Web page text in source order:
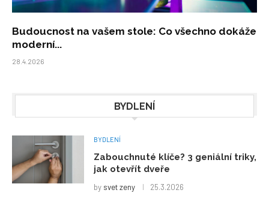
Budoucnost na vašem stole: Co všechno dokáže
moderní...
28.4.2026
BYDLENÍ
BYDLENÍ
Zabouchnuté klíče? 3 geniální triky,
jak otevřít dveře
by svet zeny 25.3.2026